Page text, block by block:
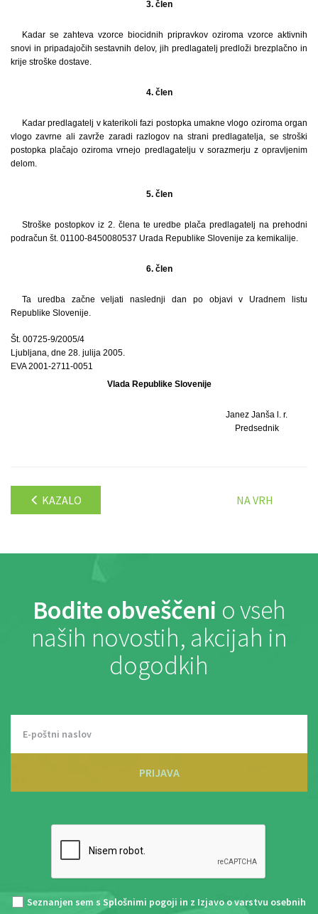
3. člen
Kadar se zahteva vzorce biocidnih pripravkov oziroma vzorce aktivnih
snovi in pripadajočih sestavnih delov, jih predlagatelj predloži brezplačno in
krije stroške dostave.
4. člen
Kadar predlagatelj v katerikoli fazi postopka umakne vlogo oziroma organ
vlogo zavrne ali zavrže zaradi razlogov na strani predlagatelja, se stroški
postopka plačajo oziroma vrnejo predlagatelju v sorazmerju z opravljenim
delom.
5. člen
Stroške postopkov iz 2. člena te uredbe plača predlagatelj na prehodni
podračun št. 01100-8450080537 Urada Republike Slovenije za kemikalije.
6. člen
Ta uredba začne veljati naslednji dan po objavi v Uradnem listu
Republike Slovenije.
Št. 00725-9/2005/4
Ljubljana, dne 28. julija 2005.
EVA 2001-2711-0051
Vlada Republike Slovenije
Janez Janša l. r.
Predsednik
KAZALO NA VRH
Bodite obveščeni o vseh
naših novostih, akcijah in
dogodkih
PRIJAVA
Seznanjen sem s Splošnimi pogoji in z Izjavo o varstvu osebnih